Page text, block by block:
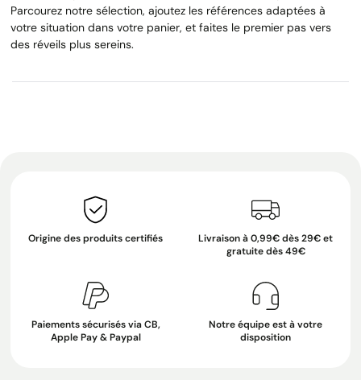
Parcourez notre sélection, ajoutez les références adaptées à
votre situation dans votre panier, et faites le premier pas vers
des réveils plus sereins.
Origine des produits certifiés
Livraison à 0,99€ dès 29€ et
gratuite dès 49€
Paiements sécurisés via CB,
Apple Pay & Paypal
Notre équipe est à votre
disposition